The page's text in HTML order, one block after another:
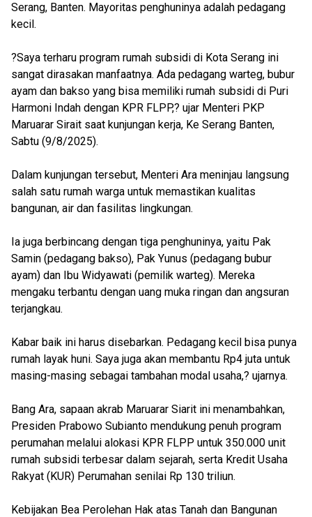
Serang, Banten. Mayoritas penghuninya adalah pedagang
kecil.
?Saya terharu program rumah subsidi di Kota Serang ini
sangat dirasakan manfaatnya. Ada pedagang warteg, bubur
ayam dan bakso yang bisa memiliki rumah subsidi di Puri
Harmoni Indah dengan KPR FLPP,? ujar Menteri PKP
Maruarar Sirait saat kunjungan kerja, Ke Serang Banten,
Sabtu (9/8/2025).
Dalam kunjungan tersebut, Menteri Ara meninjau langsung
salah satu rumah warga untuk memastikan kualitas
bangunan, air dan fasilitas lingkungan.
Ia juga berbincang dengan tiga penghuninya, yaitu Pak
Samin (pedagang bakso), Pak Yunus (pedagang bubur
ayam) dan Ibu Widyawati (pemilik warteg). Mereka
mengaku terbantu dengan uang muka ringan dan angsuran
terjangkau.
Kabar baik ini harus disebarkan. Pedagang kecil bisa punya
rumah layak huni. Saya juga akan membantu Rp4 juta untuk
masing-masing sebagai tambahan modal usaha,? ujarnya.
Bang Ara, sapaan akrab Maruarar Siarit ini menambahkan,
Presiden Prabowo Subianto mendukung penuh program
perumahan melalui alokasi KPR FLPP untuk 350.000 unit
rumah subsidi terbesar dalam sejarah, serta Kredit Usaha
Rakyat (KUR) Perumahan senilai Rp 130 triliun.
Kebijakan Bea Perolehan Hak atas Tanah dan Bangunan